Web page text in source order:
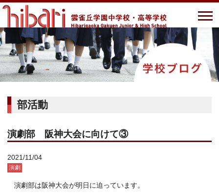
部活動
演劇部 阪神大会に向けて③
2021/11/04
演劇
演劇部は阪神大会が明日に迫っています。